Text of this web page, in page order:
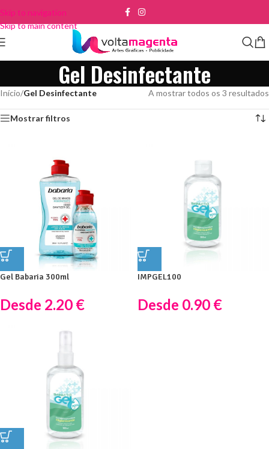
Skip to navigation
Skip to main content
Gel Desinfectante
Início/Gel Desinfectante A mostrar todos os 3 resultados
Mostrar filtros
Gel Babaria 300ml
Desde 2.20 €
IMPGEL100
Desde 0.90 €